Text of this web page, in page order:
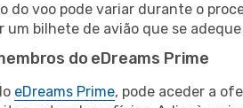
do voo pode variar durante o
um bilhete de avião que se
do eDreams Prime
eDreams Prime, pode aceder a